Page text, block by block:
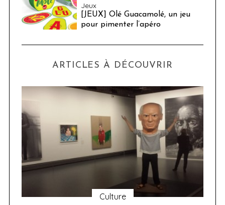
Jeux
[JEUX] Olé Guacamolé, un jeu
pour pimenter l’apéro
ARTICLES À DÉCOUVRIR
Culture